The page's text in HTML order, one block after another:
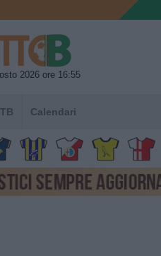
2026 ore 16:55
Calendari